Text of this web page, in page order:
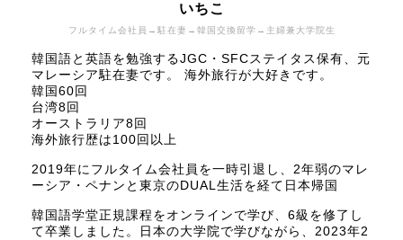
フルタイム会社員→駐在妻→韓国交換留学→主婦兼大学院生
いちこ
韓国語と英語を勉強するJGC・SFCステイタス保有、元
マレーシア駐在妻です。 海外旅行が大好きです。
韓国60回
台湾8回
オーストラリア8回
海外旅行歴は100回以上
2019年にフルタイム会社員を一時引退し、2年弱のマレ
ーシア・ペナンと東京のDUAL生活を経て日本帰国
韓国語学堂正規課程をオンラインで学び、6級を修了し
て卒業しました。日本の大学院で学びながら、2023年2